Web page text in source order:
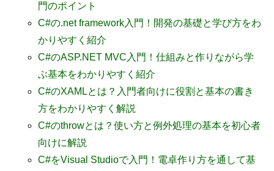
門のポイント
C#の.net framework入門！開発の基礎と学び方をわ
かりやすく紹介
C#のASP.NET MVC入門！仕組みと作りながら学
ぶ基本をわかりやすく紹介
C#のXAMLとは？入門者向けに役割と基本の書き
方をわかりやすく解説
C#のthrowとは？使い方と例外処理の基本を初心者
向けに解説
C#をVisual Studioで入門！電卓作り方を通して基